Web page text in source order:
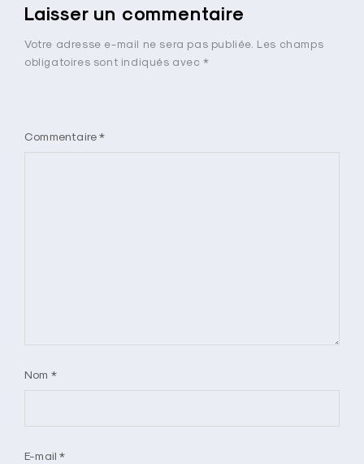
Laisser un commentaire
Votre adresse e-mail ne sera pas publiée. Les champs
obligatoires sont indiqués avec*
Commentaire*
Nom *
E-mail*